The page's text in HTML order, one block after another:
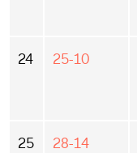
24 25-10
25 28-14